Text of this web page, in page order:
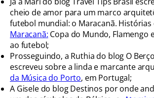
cheio de amor para um marco
futebol mundial: o Maracanã. Histórias
Maracanã: Copa do Mundo, Flamengo
ao futebol;
Prosseguindo, a Ruthia do blog O
escreveu sobre a linda e marcante
da Música do Porto, em Portugal;
A Gisele do blog Destinos por onde